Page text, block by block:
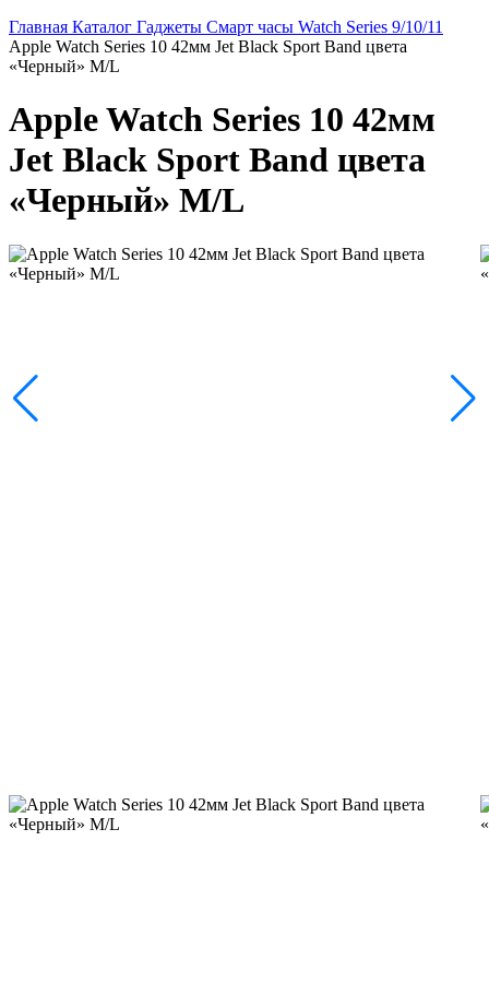
Главная Каталог Гаджеты Смарт часы Watch Series 9/10/11
Apple Watch Series 10 42мм Jet Black Sport Band цвета
«Черный» M/L
Apple Watch Series 10 42мм
Jet Black Sport Band цвета
«Черный» M/L